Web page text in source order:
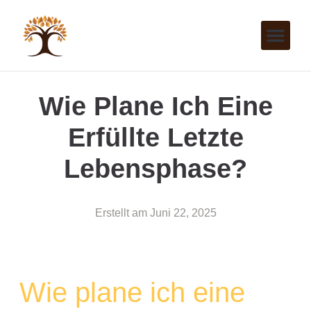
Wie Plane Ich Eine
Erfüllte Letzte
Lebensphase?
Erstellt am Juni 22, 2025
Wie plane ich eine